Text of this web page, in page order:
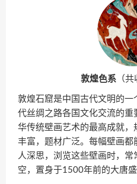
敦煌色系 （
敦煌石窟是中国古代文明的
代丝绸之路各国文化交流的重
华传统壁画艺术的最高成就，
丰富，题材广泛。每幅壁画都
人深思，浏览这些壁画时，
空，置身于1500年前的大唐盛